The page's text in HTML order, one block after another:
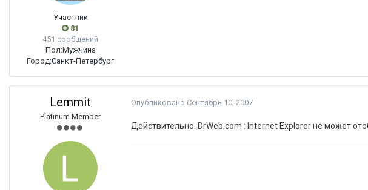
Участник
81
451 сообщений
Пол:Мужчина
Город:Санкт-Петербург
Lemmit
Platinum Member
Опубликовано Сентябрь 10, 2007
Действительно. DrWeb.com : Internet Explorer не может